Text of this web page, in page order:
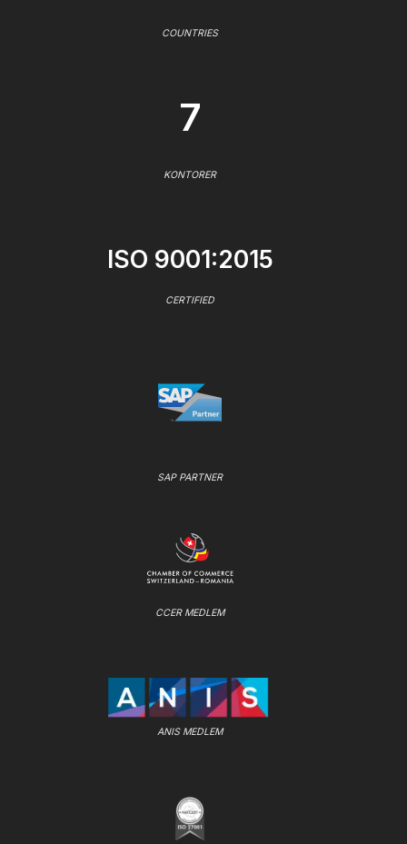
COUNTRIES
7
KONTORER
ISO 9001:2015
CERTIFIED
SAP PARTNER
CCER MEDLEM
ANIS MEDLEM